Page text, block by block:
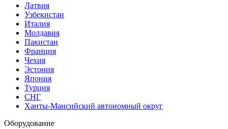
Латвия
Узбекистан
Италия
Молдавия
Пакистан
Франция
Чехия
Эстония
Япония
Турция
СНГ
Ханты-Мансийский автономный округ
Оборудование